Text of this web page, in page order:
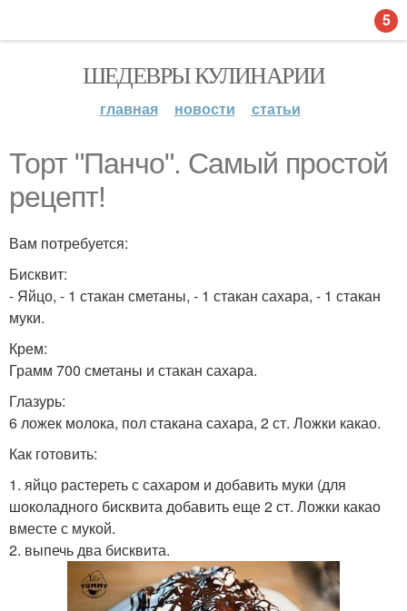
ШЕДЕВРЫ КУЛИНАРИИ
главная новости статьи
Торт "Панчо". Самый простой
рецепт!
Вам потребуется:
Бисквит:
- Яйцо, - 1 стакан сметаны, - 1 стакан сахара, - 1 стакан
муки.
Крем:
Грамм 700 сметаны и стакан сахара.
Глазурь:
6 ложек молока, пол стакана сахара, 2 ст. Ложки какао.
Как готовить:
1. яйцо растереть с сахаром и добавить муки (для
шоколадного бисквита добавить еще 2 ст. Ложки какао
вместе с мукой.
2. выпечь два бисквита.
5